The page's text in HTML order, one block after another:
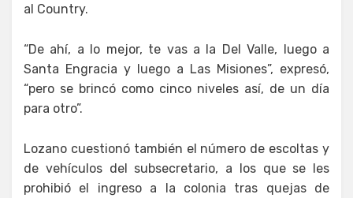
al Country.
“De ahí, a lo mejor, te vas a la Del Valle, luego a
Santa Engracia y luego a Las Misiones”, expresó,
“pero se brincó como cinco niveles así, de un día
para otro”.
Lozano cuestionó también el número de escoltas y
de vehículos del subsecretario, a los que se les
prohibió el ingreso a la colonia tras quejas de